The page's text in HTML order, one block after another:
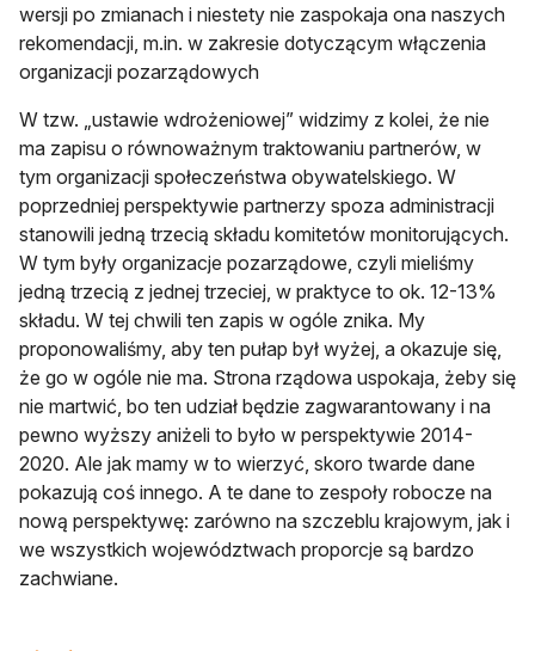
wersji po zmianach i niestety nie zaspokaja ona naszych
rekomendacji, m.in. w zakresie dotyczącym włączenia
organizacji pozarządowych
W tzw. „ustawie wdrożeniowej” widzimy z kolei, że nie
ma zapisu o równoważnym traktowaniu partnerów, w
tym organizacji społeczeństwa obywatelskiego. W
poprzedniej perspektywie partnerzy spoza administracji
stanowili jedną trzecią składu komitetów monitorujących.
W tym były organizacje pozarządowe, czyli mieliśmy
jedną trzecią z jednej trzeciej, w praktyce to ok. 12-13%
składu. W tej chwili ten zapis w ogóle znika. My
proponowaliśmy, aby ten pułap był wyżej, a okazuje się,
że go w ogóle nie ma. Strona rządowa uspokaja, żeby się
nie martwić, bo ten udział będzie zagwarantowany i na
pewno wyższy aniżeli to było w perspektywie 2014-
2020. Ale jak mamy w to wierzyć, skoro twarde dane
pokazują coś innego. A te dane to zespoły robocze na
nową perspektywę: zarówno na szczeblu krajowym, jak i
we wszystkich województwach proporcje są bardzo
zachwiane.